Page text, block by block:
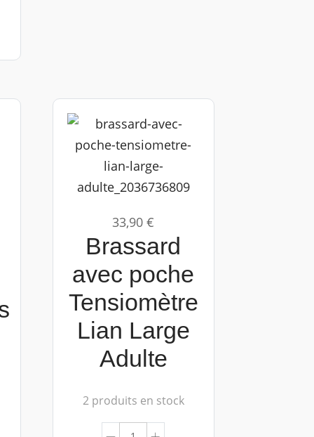
33,90 €
Brassard
avec poche
Tensiomètre
Lian Large
Adulte
2 produits en stock